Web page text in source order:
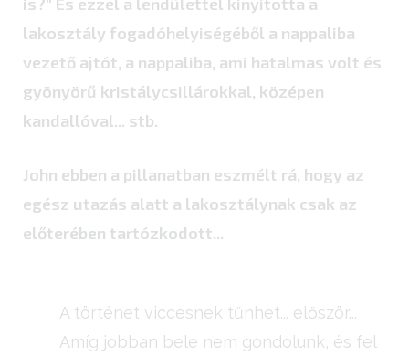
lakosztály fogadóhelyiségéből a nappaliba
vezető ajtót, a nappaliba, ami hatalmas volt és
gyönyörű kristálycsillárokkal, középen
kandallóval... stb.
John ebben a pillanatban eszmélt rá, hogy az
egész utazás alatt a lakosztálynak csak az
előterében tartózkodott...
A történet viccesnek tűnhet... először...
Amíg jobban bele nem gondolunk, és fel